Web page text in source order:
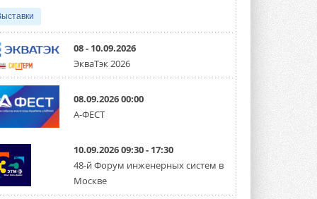
систему DVM на R32
Линейка включает семь типоразмеров
производительностью от 22,4 до 56 кВт.
Суммарная длина трубопроводов ...
3 АВГУСТА 2026
«СиСофт Девелопмент» подвел
итоги конкурса студенческих
стартует уже в сентябре 2026 года ...
3 АВГУСТА 2026
«Русклимат» укрепляет
08 - 10.09.2026
ЭкваТэк 2026
08.09.2026 00:00
А-ФЕСТ
10.09.2026 09:30 - 17:30
48-й Форум инженерных систем в
Москве